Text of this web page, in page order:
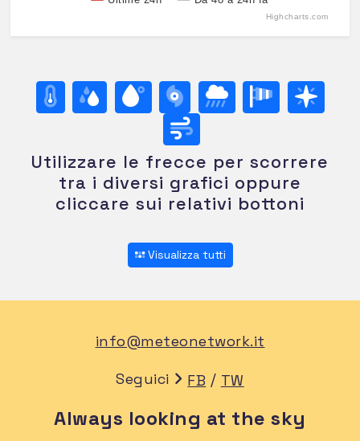
Highcharts.com
Utilizzare le frecce per scorrere
tra i diversi grafici oppure
cliccare sui relativi bottoni
Visualizza tutti
info@meteonetwork.it
Seguici FB / TW
Always looking at the sky